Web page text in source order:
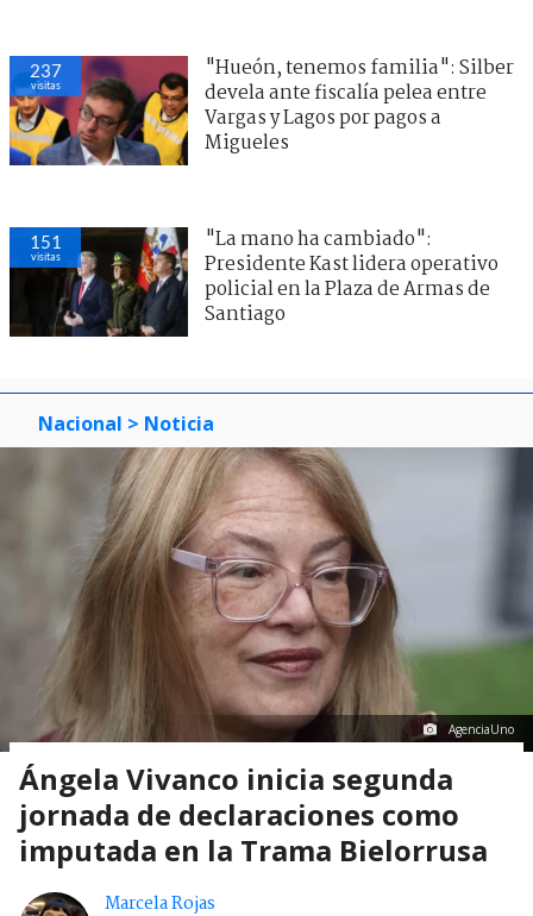
237
visitas
"Hueón, tenemos familia": Silber
devela ante fiscalía pelea entre
Vargas y Lagos por pagos a
Migueles
151
visitas
"La mano ha cambiado":
Presidente Kast lidera operativo
policial en la Plaza de Armas de
Santiago
Nacional > Noticia
AgenciaUno
Ángela Vivanco inicia segunda
jornada de declaraciones como
imputada en la Trama Bielorrusa
Marcela Rojas